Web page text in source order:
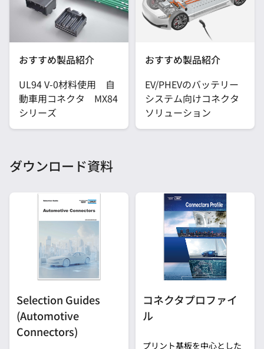
おすすめ製品紹介
UL94 V-0材料使用 自
動車用コネクタ MX84
シリーズ
おすすめ製品紹介
EV/PHEVのバッテリー
システム向けコネクタ
ソリューション
ダウンロード資料
Selection Guides
(Automotive
Connectors)
コネクタプロファイ
ル
プリント基板を中心とした